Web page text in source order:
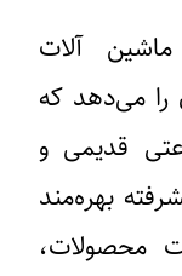
آلات
را می‌دهد که
قدیمی و
بهره‌مند
محصولات،